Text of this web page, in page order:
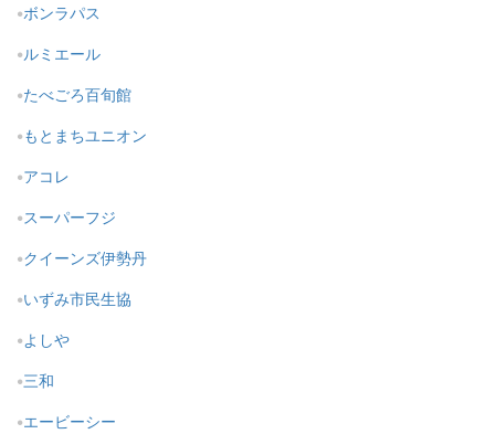
ボンラパス
ルミエール
たべごろ百旬館
もとまちユニオン
アコレ
スーパーフジ
クイーンズ伊勢丹
いずみ市民生協
よしや
三和
エービーシー